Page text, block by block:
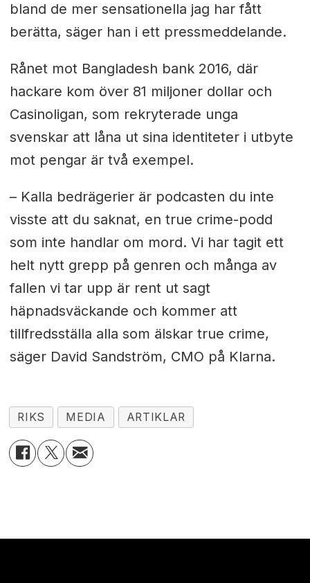
bland de mer sensationella jag har fått
berätta, säger han i ett pressmeddelande.
Rånet mot Bangladesh bank 2016, där
hackare kom över 81 miljoner dollar och
Casinoligan, som rekryterade unga
svenskar att låna ut sina identiteter i utbyte
mot pengar är två exempel.
– Kalla bedrägerier är podcasten du inte
visste att du saknat, en true crime-podd
som inte handlar om mord. Vi har tagit ett
helt nytt grepp på genren och många av
fallen vi tar upp är rent ut sagt
häpnadsväckande och kommer att
tillfredsställa alla som älskar true crime,
säger David Sandström, CMO på Klarna.
RIKS MEDIA ARTIKLAR